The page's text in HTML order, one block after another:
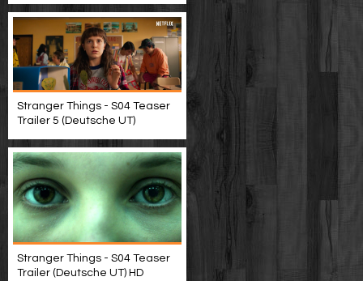
Stranger Things - S04 Teaser
Trailer 5 (Deutsche UT)
Stranger Things - S04 Teaser
Trailer (Deutsche UT) HD